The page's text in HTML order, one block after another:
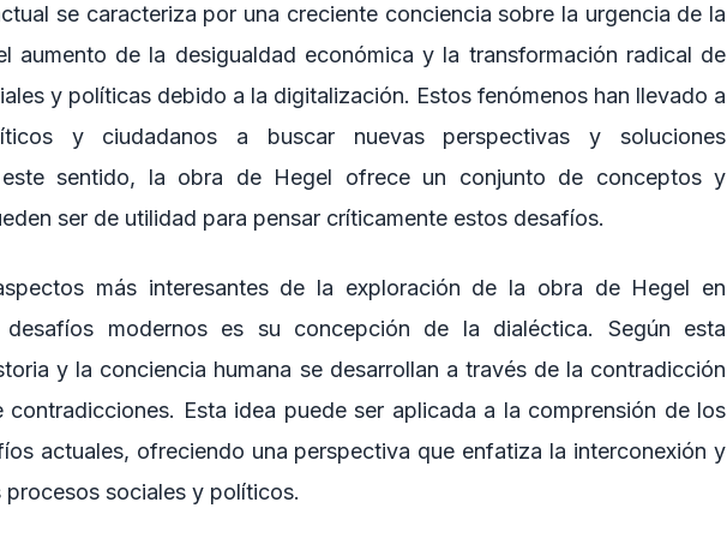
se caracteriza por una creciente conciencia sobre la urgencia de la
aumento de la desigualdad económica y la transformación radical de
y políticas debido a la digitalización. Estos fenómenos han llevado a
y ciudadanos a buscar nuevas perspectivas y soluciones
este sentido, la obra de Hegel ofrece un conjunto de conceptos y
ser de utilidad para pensar críticamente estos desafíos.
más interesantes de la exploración de la obra de Hegel en
modernos es su concepción de la dialéctica. Según esta
y la conciencia humana se desarrollan a través de la contradicción
contradicciones. Esta idea puede ser aplicada a la comprensión de los
actuales, ofreciendo una perspectiva que enfatiza la interconexión y
procesos sociales y políticos.